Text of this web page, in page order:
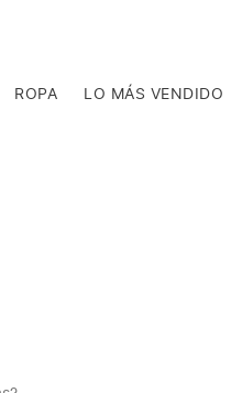
ROPA LO MÁS VENDIDO